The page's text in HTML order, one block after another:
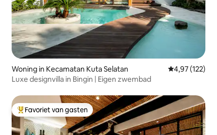
Woning in Kecamatan Kuta Selatan Gemiddelde
4,97 (122)
Luxe designvilla in Bingin | Eigen zwembad
Topfavoriet van gasten
Favoriet van gasten